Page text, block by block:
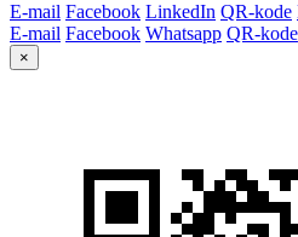
E-mail Facebook LinkedIn QR-kode
E-mail Facebook Whatsapp QR-kode
×